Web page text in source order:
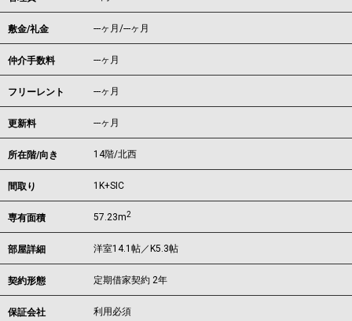
敷金/礼金 ---ヶ月/---ヶ月
仲介手数料 ---ヶ月
フリーレント ---ヶ月
更新料 ---ヶ月
所在階/向き 14階/北西
間取り 1K+SIC
専有面積 57.23m2
部屋詳細 洋室14.1帖／K5.3帖
契約形態 定期借家契約 2年
保証会社 利用必須